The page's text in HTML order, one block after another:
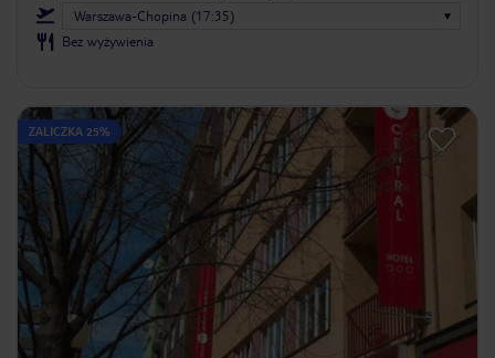
Warszawa-Chopina (17:35)
Bez wyżywienia
ZALICZKA 25%